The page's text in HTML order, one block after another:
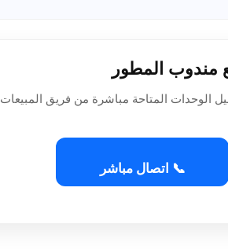
مندوب المطور
الوحدات المتاحة مباشرة من فريق المبيعات
📞 اتصال مباشر